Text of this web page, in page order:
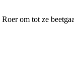
om tot ze